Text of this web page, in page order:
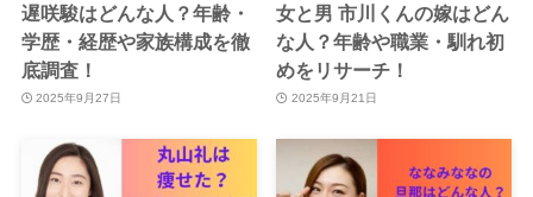
遅咲駿はどんな人？年齢・
学歴・経歴や家族構成を徹
底調査！
2025年9月27日
女と男 市川くんの嫁はどん
な人？年齢や職業・馴れ初
めをリサーチ！
2025年9月21日